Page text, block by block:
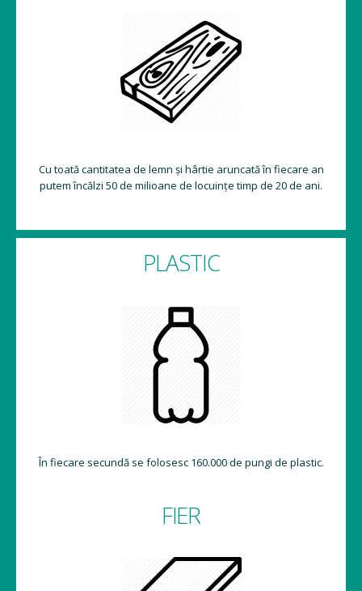
Cu toată cantitatea de lemn și hârtie aruncată în fiecare an
putem încălzi 50 de milioane de locuințe timp de 20 de ani.
PLASTIC
În fiecare secundă se folosesc 160.000 de pungi de plastic.
FIER